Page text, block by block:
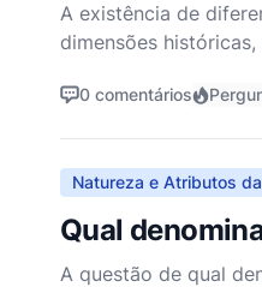
A existência de
dimensões
0 comentários
Natureza e Atributos
Qual
A questão de qual